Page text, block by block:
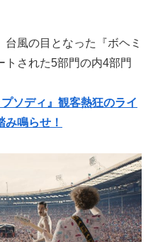
風の目となった『ボヘミ
トされた5部門の内4部門
プソディ』観客熱狂のライ
鳴らせ！